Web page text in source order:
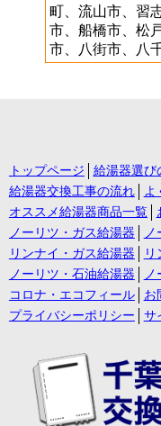
町、流山市、習
市、船橋市、松
市、八街市、八
トップページ 給湯器選び
給湯器交換工事の流れ
よ
オススメ給湯器商品一覧
ノーリツ・ガス給湯器
リンナイ・ガス給湯器
ノーリツ・石油給湯器
コロナ・エコフィール
お
プライバシーポリシー
サ